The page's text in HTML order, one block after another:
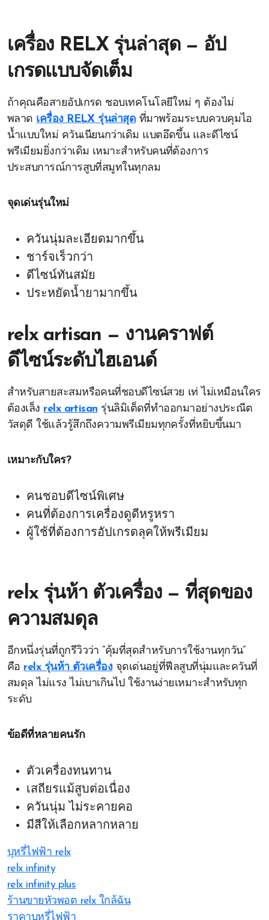
เครื่อง RELX รุ่นล่าสุด — อัป
เกรดแบบจัดเต็ม
ถ้าคุณคือสายอัปเกรด ชอบเทคโนโลยีใหม่ ๆ ต้องไม่
พลาด เครื่อง RELX รุ่นล่าสุด ที่มาพร้อมระบบควบคุมไอ
น้ำแบบใหม่ ควันเนียนกว่าเดิม แบตอึดขึ้น และดีไซน์
พรีเมียมยิ่งกว่าเดิม เหมาะสำหรับคนที่ต้องการ
ประสบการณ์การสูบที่สมูทในทุกลม
จุดเด่นรุ่นใหม่
ควันนุ่มละเอียดมากขึ้น
ชาร์จเร็วกว่า
ดีไซน์ทันสมัย
ประหยัดน้ำยามากขึ้น
relx artisan — งานคราฟต์
ดีไซน์ระดับไฮเอนด์
สำหรับสายสะสมหรือคนที่ชอบดีไซน์สวย เท่ ไม่เหมือนใคร
ต้องเล็ง relx artisan รุ่นลิมิเต็ดที่ทำออกมาอย่างประณีต
วัสดุดี ใช้แล้วรู้สึกถึงความพรีเมียมทุกครั้งที่หยิบขึ้นมา
เหมาะกับใคร?
คนชอบดีไซน์พิเศษ
คนที่ต้องการเครื่องดูดีหรูหรา
ผู้ใช้ที่ต้องการอัปเกรดลุคให้พรีเมียม
relx รุ่นห้า ตัวเครื่อง — ที่สุดของ
ความสมดุล
อีกหนึ่งรุ่นที่ถูกรีวิวว่า “คุ้มที่สุดสำหรับการใช้งานทุกวัน”
คือ relx รุ่นห้า ตัวเครื่องจุดเด่นอยู่ที่ฟีลสูบที่นุ่มและควันที่
สมดุล ไม่แรง ไม่เบาเกินไป ใช้งานง่ายเหมาะสำหรับทุก
ระดับ
ข้อดีที่หลายคนรัก
ตัวเครื่องทนทาน
เสถียรแม้สูบต่อเนื่อง
ควันนุ่ม ไม่ระคายคอ
มีสีให้เลือกหลากหลาย
บุหรี่ไฟฟ้า relx
relx infinity
relx infinity plus
ร้านขายหัวพอต relx ใกล้ฉัน
ราคาบุหรี่ไฟฟ้า